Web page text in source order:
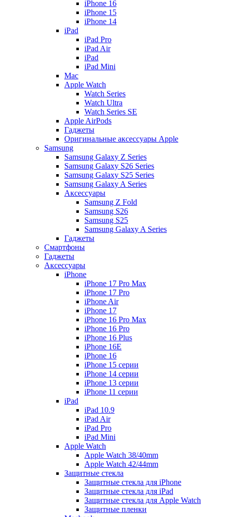
iPhone 16
iPhone 15
iPhone 14
iPad
iPad Pro
iPad Air
iPad
iPad Mini
Mac
Apple Watch
Watch Series
Watch Ultra
Watch Series SE
Apple AirPods
Гаджеты
Оригинальные аксессуары Apple
Samsung
Samsung Galaxy Z Series
Samsung Galaxy S26 Series
Samsung Galaxy S25 Series
Samsung Galaxy A Series
Аксессуары
Samsung Z Fold
Samsung S26
Samsung S25
Samsung Galaxy A Series
Гаджеты
Смартфоны
Гаджеты
Аксессуары
iPhone
iPhone 17 Pro Max
iPhone 17 Pro
iPhone Air
iPhone 17
iPhone 16 Pro Max
iPhone 16 Pro
iPhone 16 Plus
iPhone 16E
iPhone 16
iPhone 15 серии
iPhone 14 серии
iPhone 13 серии
iPhone 11 серии
iPad
iPad 10.9
iPad Air
iPad Pro
iPad Mini
Apple Watch
Apple Watch 38/40mm
Apple Watch 42/44mm
Защитные стекла
Защитные стекла для iPhone
Защитные стекла для iPad
Защитные стекла для Apple Watch
Защитные пленки